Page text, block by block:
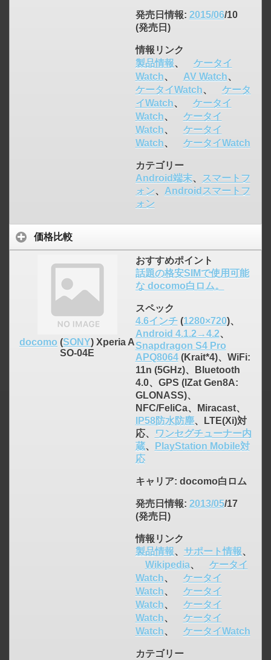
発売日情報: 2015/06/10
(発売日)
情報リンク
製品情報、
ケータイ
Watch、 AV Watch、
ケータイWatch、
ケータ
イWatch、
ケータイ
Watch、
ケータイ
Watch、
ケータイ
Watch、 ケータイWatch
カテゴリー
Android端末、
スマートフ
ォン、 Androidスマートフ
ォン
価格比較
docomo (SONY) Xperia A
SO-04E
おすすめポイント
話題の格安SIMで使用可能
な docomo白ロム。
スペック
4.6インチ(1280×720)、
Android 4.1.2→4.2、
Snapdragon S4 Pro
APQ8064(Krait*4)、WiFi:
11n (5GHz)、Bluetooth
4.0、GPS (IZat Gen8A:
GLONASS)、
NFC/FeliCa、Miracast、
IP58防水防塵、LTE(Xi)対
応、
ワンセグチューナー内
蔵、
PlayStation Mobile対
応
キャリア: docomo白ロム
発売日情報: 2013/05/17
(発売日)
情報リンク
製品情報、 サポート情報、
Wikipedia、
ケータイ
Watch、
ケータイ
Watch、
ケータイ
Watch、
ケータイ
Watch、
ケータイ
Watch、 ケータイWatch
カテゴリー
click to expand contents